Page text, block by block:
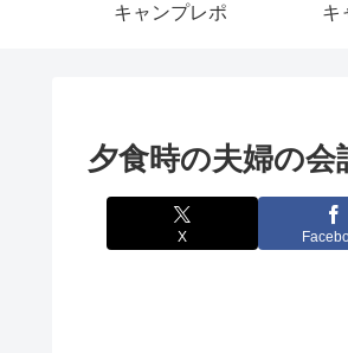
キャンプレポ キ
夕食時の夫婦の会
X